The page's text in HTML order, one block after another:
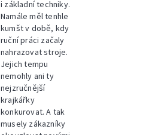
i základní techniky.
Namále měl tenhle
kumšt v době, kdy
ruční práci začaly
nahrazovat stroje.
Jejich tempu
nemohly ani ty
nejzručnější
krajkářky
konkurovat. A tak
musely zákazníky